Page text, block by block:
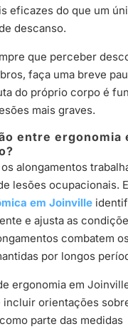
eficazes do que um
descanso.
que perceber
faça uma breve
do próprio corpo é
mais graves.
entre ergonomia
alongamentos
lesões ocupacionais.
em Joinville
e ajusta as
combatem
por longos
ergonomia em
incluir orientações
parte das medidas